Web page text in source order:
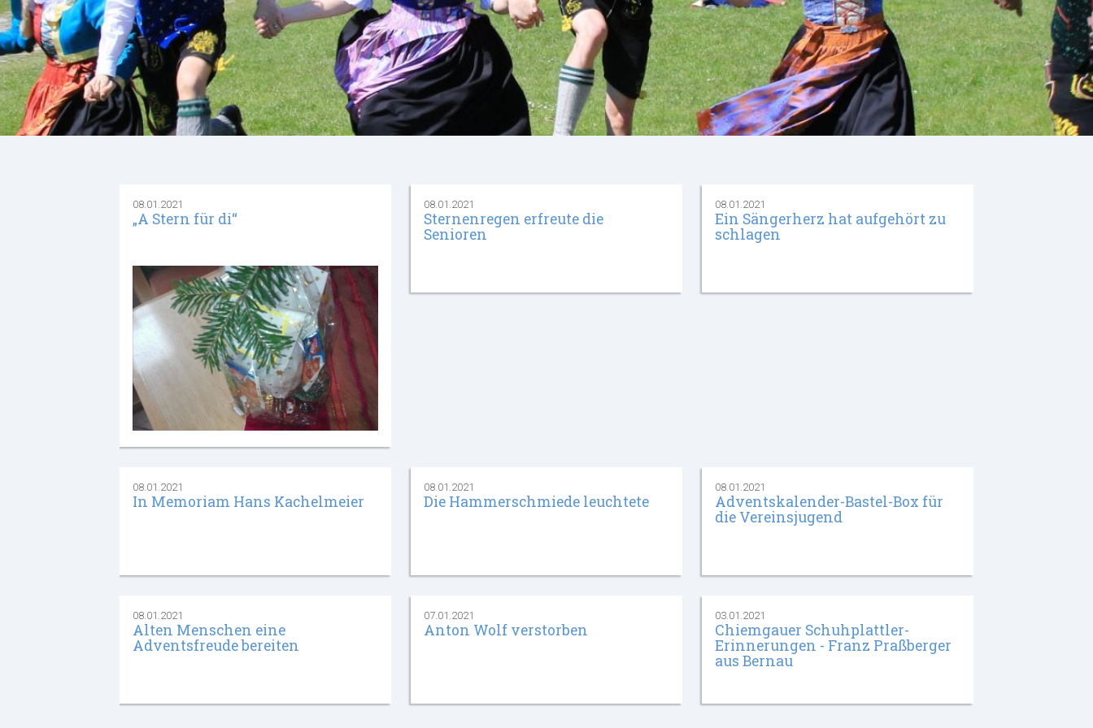
08.01.2021
„A Stern für di“
08.01.2021
Sternenregen erfreute die
Senioren
08.01.2021
Ein Sängerherz hat aufgehört zu
schlagen
08.01.2021
In Memoriam Hans Kachelmeier
08.01.2021
Die Hammerschmiede leuchtete
08.01.2021
Adventskalender-Bastel-Box für
die Vereinsjugend
08.01.2021
Alten Menschen eine
Adventsfreude bereiten
07.01.2021
Anton Wolf verstorben
03.01.2021
Chiemgauer Schuhplattler-
Erinnerungen - Franz Praßberger
aus Bernau